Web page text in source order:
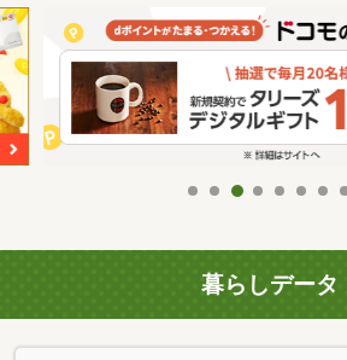
暮らしデータ